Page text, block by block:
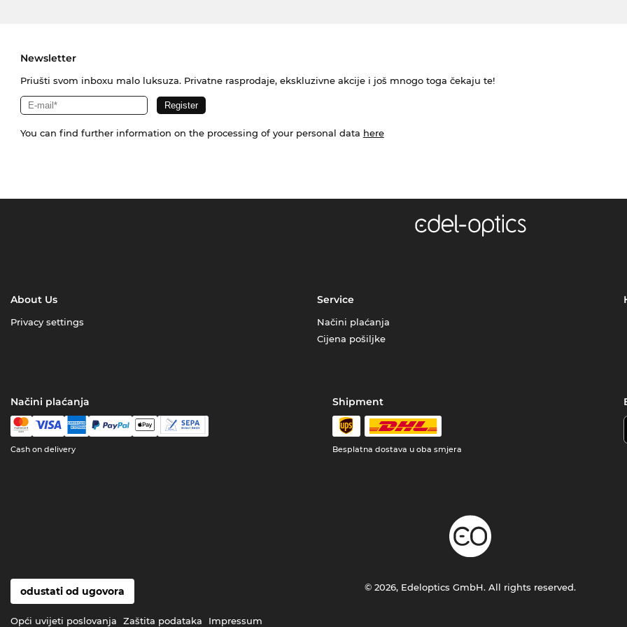
Newsletter
Priušti svom inboxu malo luksuza. Privatne rasprodaje, ekskluzivne akcije i još mnogo toga čekaju te!
You can find further information on the processing of your personal data here
About Us
Privacy settings
Service
Načini plaćanja
Cijena pošiljke
Načini plaćanja
Cash on delivery
Shipment
Besplatna dostava u oba smjera
odustati od ugovora
Opći uvijeti poslovanja Zaštita podataka Impressum
© 2026, Edeloptics GmbH. All rights reserved.